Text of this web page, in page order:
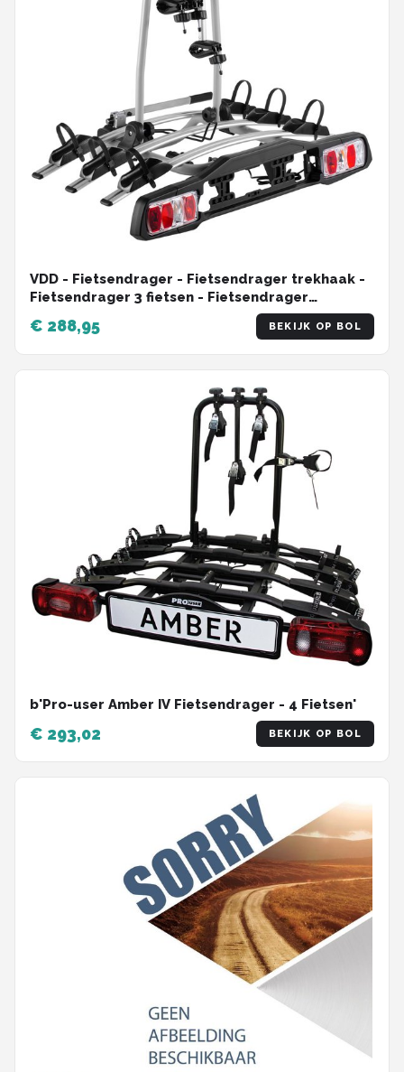
VDD - Fietsendrager - Fietsendrager trekhaak -
Fietsendrager 3 fietsen - Fietsendrager
€ 288,95 BEKIJK OP BOL
b'Pro-user Amber IV Fietsendrager - 4 Fietsen'
€ 293,02 BEKIJK OP BOL